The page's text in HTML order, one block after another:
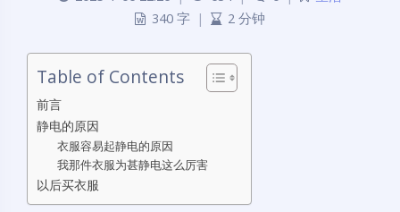
340 字 | 2 分钟
Table of Contents
前言
静电的原因
衣服容易起静电的原因
我那件衣服为甚静电这么厉害
以后买衣服